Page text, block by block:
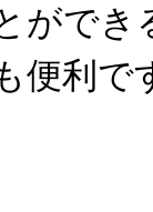
ができ
便利で